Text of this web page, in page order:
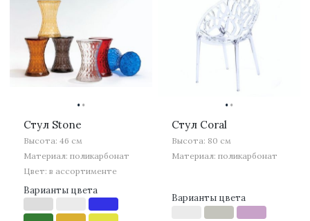
··
Стул Stone
Высота: 46 см
Материал: поликарбонат
Цвет: в ассортименте
Варианты цвета
··
Стул Coral
Высота: 80 см
Материал: поликарбонат
Варианты цвета